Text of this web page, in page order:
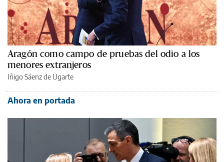
Aragón como campo de pruebas del odio a los
menores extranjeros
Iñigo Sáenz de Ugarte
Ahora en portada